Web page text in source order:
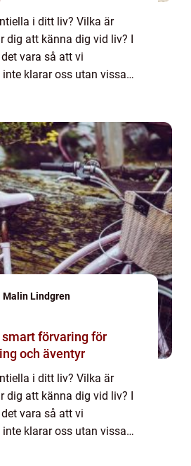
i ditt liv? Vilka är
dig att känna dig vid liv? I
vara så att vi
klarar oss utan vissa
Malin Lindgren
förvaring för
och äventyr
i ditt liv? Vilka är
dig att känna dig vid liv? I
vara så att vi
klarar oss utan vissa